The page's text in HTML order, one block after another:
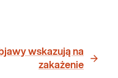
wskazują na
zakażenie